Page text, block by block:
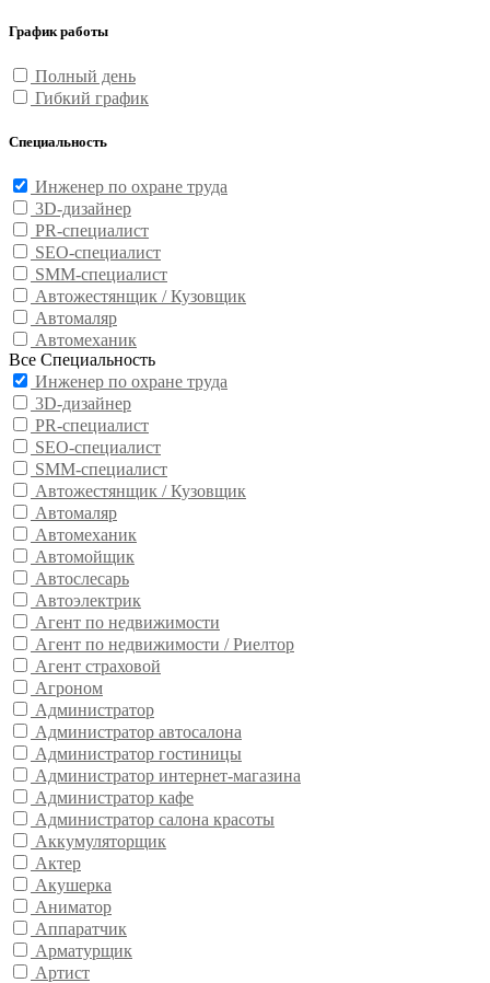
График работы
Полный день
Гибкий график
Специальность
Инженер по охране труда
3D-дизайнер
PR-специалист
SEO-специалист
SMM-специалист
Автожестянщик / Кузовщик
Автомаляр
Автомеханик
Все Специальность
Инженер по охране труда
3D-дизайнер
PR-специалист
SEO-специалист
SMM-специалист
Автожестянщик / Кузовщик
Автомаляр
Автомеханик
Автомойщик
Автослесарь
Автоэлектрик
Агент по недвижимости
Агент по недвижимости / Риелтор
Агент страховой
Агроном
Администратор
Администратор автосалона
Администратор гостиницы
Администратор интернет-магазина
Администратор кафе
Администратор салона красоты
Аккумуляторщик
Актер
Акушерка
Аниматор
Аппаратчик
Арматурщик
Артист